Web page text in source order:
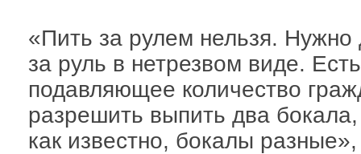
«Пить за рулем нельзя. Нужно
за руль в нетрезвом виде.
подавляющее количество
разрешить выпить два
как известно, бокалы